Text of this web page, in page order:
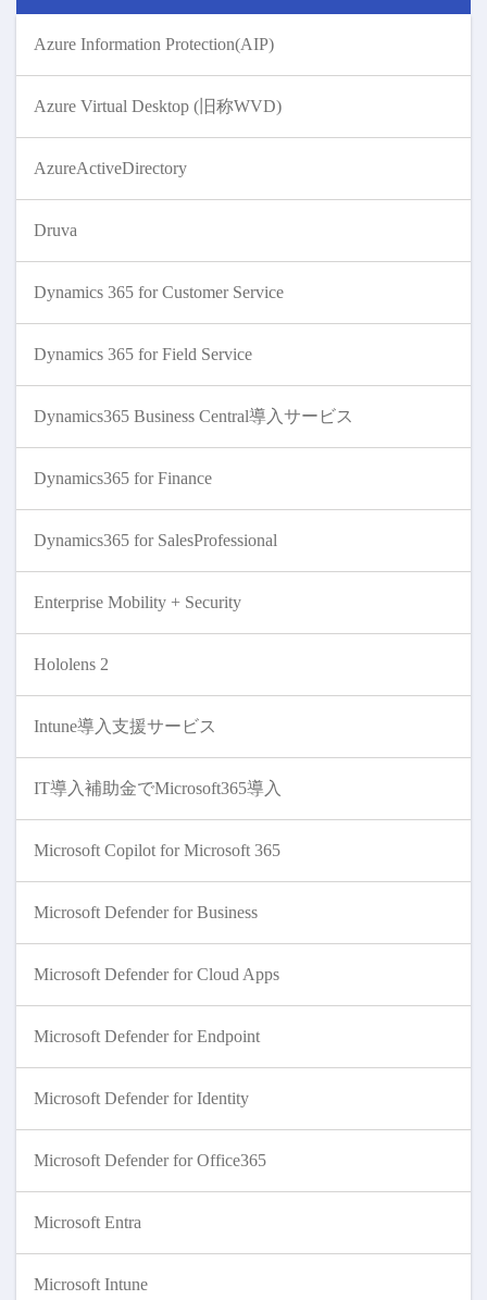
Azure Information Protection(AIP)
Azure Virtual Desktop (旧称WVD)
AzureActiveDirectory
Druva
Dynamics 365 for Customer Service
Dynamics 365 for Field Service
Dynamics365 Business Central導入サービス
Dynamics365 for Finance
Dynamics365 for SalesProfessional
Enterprise Mobility + Security
Hololens 2
Intune導入支援サービス
IT導入補助金でMicrosoft365導入
Microsoft Copilot for Microsoft 365
Microsoft Defender for Business
Microsoft Defender for Cloud Apps
Microsoft Defender for Endpoint
Microsoft Defender for Identity
Microsoft Defender for Office365
Microsoft Entra
Microsoft Intune